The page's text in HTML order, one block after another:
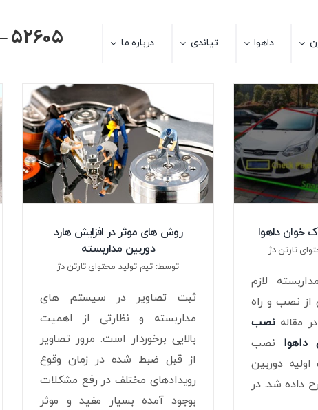
داهوا تیاندی درباره ما 52605
خوان داهوا
تارتن دژ
لازم
نصب و راه
مقالهنصب
داهوا نصب
دوربین
داده شد. در
روش های موثر در افزایش هارد
دوربین مداربسته
توسط: تیم تولید محتوای تارتن دژ
ثبت تصاویر در سیستم های
مداربسته و نظارتی از اهمیت
بالایی برخوردار است. مرور تصاویر
از قبل ضبط شده در زمان وقوع
رویدادهای مختلف در رفع مشکلات
بوجود آمده بسیار مفید و موثر